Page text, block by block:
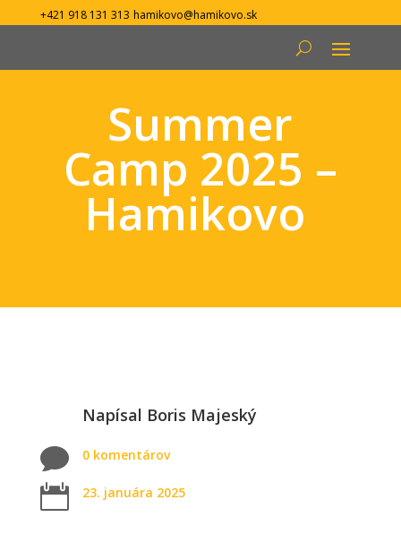
+421 918 131 313 hamikovo@hamikovo.sk
Summer
Camp 2025 –
Hamikovo
Napísal Boris Majeský
 0 komentárov
 23. januára 2025